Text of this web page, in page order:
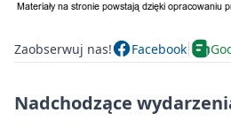
Zaobserwuj nas! Facebook
Nadchodzące